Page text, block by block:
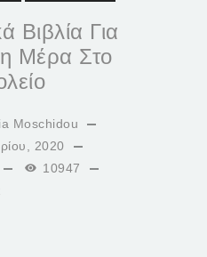
Βιβλία Για
Μέρα Στο
Moschidou
2020
10947